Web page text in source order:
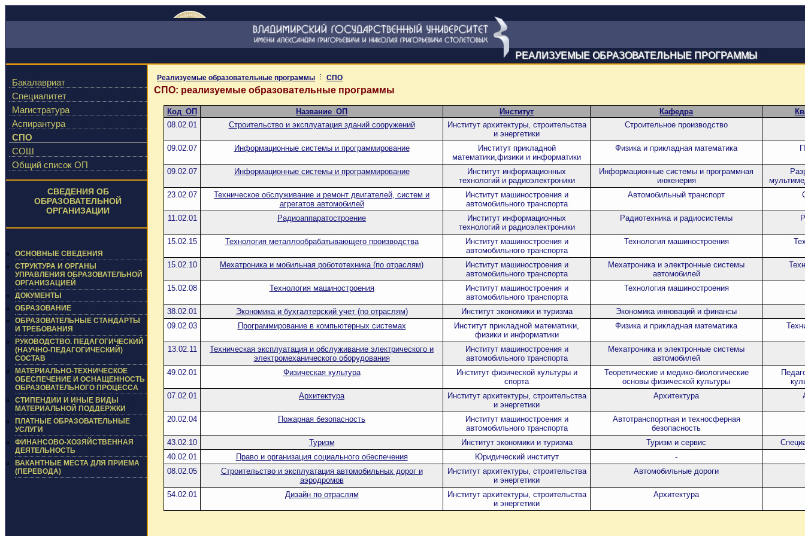
РЕАЛИЗУЕМЫЕ ОБРАЗОВАТЕЛЬНЫЕ ПРОГРАММЫ
Бакалавриат
Специалитет
Магистратура
Аспирантура
СПО
СОШ
Общий список ОП
СВЕДЕНИЯ ОБ
ОБРАЗОВАТЕЛЬНОЙ
ОРГАНИЗАЦИИ
ОСНОВНЫЕ СВЕДЕНИЯ
СТРУКТУРА И ОРГАНЫ
УПРАВЛЕНИЯ ОБРАЗОВАТЕЛЬНОЙ
ОРГАНИЗАЦИЕЙ
ДОКУМЕНТЫ
ОБРАЗОВАНИЕ
ОБРАЗОВАТЕЛЬНЫЕ СТАНДАРТЫ
И ТРЕБОВАНИЯ
РУКОВОДСТВО. ПЕДАГОГИЧЕСКИЙ
(НАУЧНО-ПЕДАГОГИЧЕСКИЙ)
СОСТАВ
МАТЕРИАЛЬНО-ТЕХНИЧЕСКОЕ
ОБЕСПЕЧЕНИЕ И ОСНАЩЕННОСТЬ
ОБРАЗОВАТЕЛЬНОГО ПРОЦЕССА
СТИПЕНДИИ И ИНЫЕ ВИДЫ
МАТЕРИАЛЬНОЙ ПОДДЕРЖКИ
ПЛАТНЫЕ ОБРАЗОВАТЕЛЬНЫЕ
УСЛУГИ
ФИНАНСОВО-ХОЗЯЙСТВЕННАЯ
ДЕЯТЕЛЬНОСТЬ
ВАКАНТНЫЕ МЕСТА ДЛЯ ПРИЕМА
(ПЕРЕВОДА)
Реализуемые образовательные программы СПО
СПО: реализуемые образовательные программы
Код_ОП Название_ОП Институт Кафедра
08.02.01
Строительство и эксплуатация зданий сооружений
Институт архитектуры, строительства
и энергетики
Строительное производство
09.02.07 Информационные системы и программирование
Институт прикладной
математики,физики и информатики
Физика и прикладная математика
09.02.07 Информационные системы и программирование
Институт информационных
технологий и радиоэлектроники
Информационные системы и программная
инженерия
23.02.07
Техническое обслуживание и ремонт двигателей, систем и
агрегатов автомобилей
Институт машиностроения и
автомобильного транспорта
Автомобильный транспорт
11.02.01 Радиоаппаратостроение
Институт информационных
технологий и радиоэлектроники
Радиотехника и радиосистемы
15.02.15 Технология металлообрабатывающего производства
Институт машиностроения и
автомобильного транспорта
Технология машиностроения
15.02.10 Мехатроника и мобильная робототехника (по отраслям)
Институт машиностроения и
автомобильного транспорта
Мехатроника и электронные системы
автомобилей
15.02.08 Технология машиностроения
Институт машиностроения и
автомобильного транспорта
Технология машиностроения
38.02.01 Экономика и бухгалтерский учет (по отраслям) Институт экономики и туризма Экономика инноваций и финансы
09.02.03
Программирование в компьютерных системах
Институт прикладной математики,
физики и информатики
Физика и прикладная математика
13.02.11
Техническая эксплуатация и обслуживание электрического и
электромеханического оборудования
Институт машиностроения и
автомобильного транспорта
Мехатроника и электронные системы
автомобилей
49.02.01
Физическая культура
Институт физической культуры и
спорта
Теоретические и медико-биологические
основы физической культуры
07.02.01
Архитектура
Институт архитектуры, строительства
и энергетики
Архитектура
20.02.04 Пожарная безопасность
Институт машиностроения и
автомобильного транспорта
Автотранспортная и техносферная
безопасность
43.02.10
Туризм Институт экономики и туризма Туризм и сервис
40.02.01
Право и организация социального обеспечения Юридический институт
-
08.02.05
Строительство и эксплуатация автомобильных дорог и
аэродромов
Институт архитектуры, строительства
и энергетики
Автомобильные дороги
54.02.01 Дизайн по отраслям
Институт архитектуры, строительства
и энергетики
Архитектура